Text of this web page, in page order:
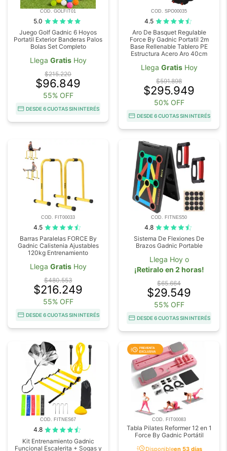
COD. GOLFIT01
5.0
Juego Golf Gadnic 6 Hoyos
Portatil Exterior Banderas Palos
Bolas Set Completo
Llega GratisHoy
$215.220
$96.849
55% OFF
DESDE 6 CUOTAS SIN INTERÉS
COD. SPO00035
4.5
Aro De Basquet Regulable
Force By Gadnic Portatil 2m
Base Rellenable Tablero PE
Estructura Acero Aro 40cm
Llega GratisHoy
$591.898
$295.949
50% OFF
DESDE 6 CUOTAS SIN INTERÉS
COD. FIT00033
4.5
Barras Paralelas FORCE By
Gadnic Calistenia Ajustables
120kg Entrenamiento
Llega GratisHoy
$480.553
$216.249
55% OFF
DESDE 6 CUOTAS SIN INTERÉS
COD. FITNES50
4.8
Sistema De Flexiones De
Brazos Gadnic Portable
Llega Hoy o
¡Retiralo en 2 horas!
$65.664
$29.549
55% OFF
DESDE 6 CUOTAS SIN INTERÉS
COD. FITNES67
4.8
Kit Entrenamiento Gadnic
Funcional Escalerita + Sogas y
COD. FIT00083
Tabla Pilates Reformer 12 en 1
Force By Gadnic Portátil
Disponibleen 53 días